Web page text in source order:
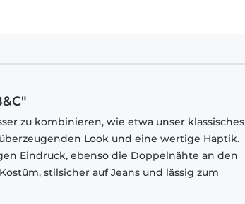
zu kombinieren, wie etwa unser klassisches
Look und eine wertige Haptik.
Eindruck, ebenso die Doppelnähte an den
stilsicher auf Jeans und lässig zum